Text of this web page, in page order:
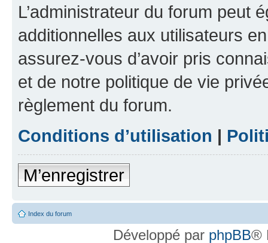
L’administrateur du forum peut
additionnelles aux utilisateurs
assurez-vous d’avoir pris
et de notre politique de vie
règlement du forum.
Conditions d’utilisation |
M’enregistrer
Index du forum
Développé par phpBB®